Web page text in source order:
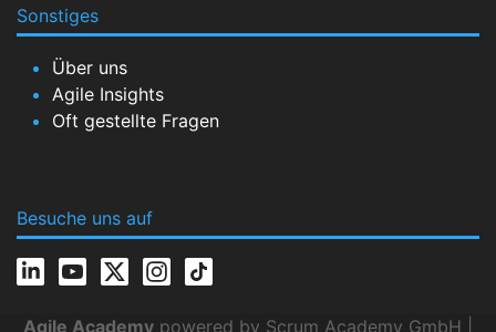
Sonstiges
Über uns
Agile Insights
Oft gestellte Fragen
Besuche uns auf
Agile Academy powered by Scrum Academy GmbH |